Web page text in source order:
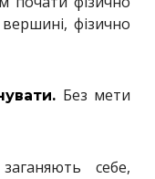
фізично
Без мети
себе,